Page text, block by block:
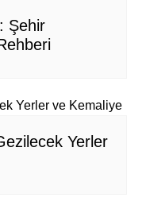
Şehir
Yerler